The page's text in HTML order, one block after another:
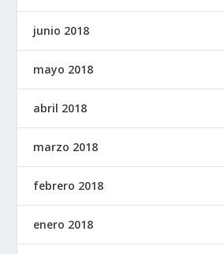
junio 2018
mayo 2018
abril 2018
marzo 2018
febrero 2018
enero 2018